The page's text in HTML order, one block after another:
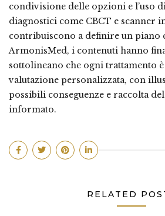
condivisione delle opzioni e l’uso
diagnostici come CBCT e scanner
contribuiscono a definire un piano
ArmonisMed, i contenuti hanno
sottolineano che ogni trattamento è
valutazione personalizzata, con
possibili conseguenze e raccolta
informato.
RELATED